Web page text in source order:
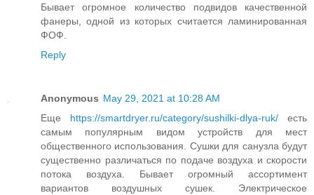
Бывает огромное количество подвидов качественной
фанеры, одной из которых считается ламинированная
ФОФ.
Reply
Anonymous May 29, 2021 at 10:28 AM
Еще https://smartdryer.ru/category/sushilki-dlya-ruk/ есть
самым популярным видом устройств для мест
общественного использования. Сушки для санузла будут
существенно различаться по подаче воздуха и скорости
потока воздуха. Бывает огромный ассортимент
вариантов воздушных сушек. Электрическое